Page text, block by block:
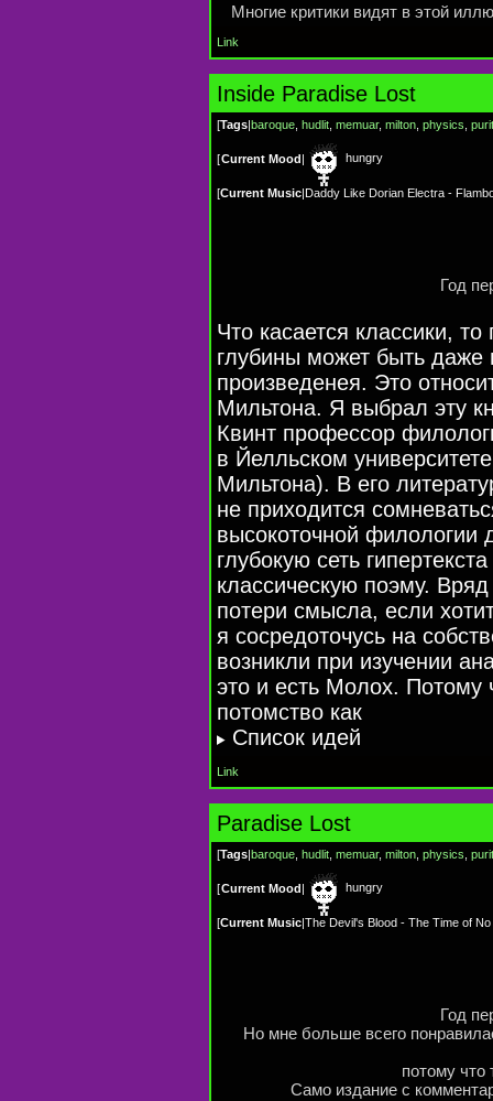
Многие критики видят в этой
Link
Inside Paradise Lost
[Tags|baroque hudlit memuar, milton physics
[Current Mood| hungry
[Current Music|Daddy Like Dorian Electra -
Год
Что касается классики,
глубины может быть даже
произведенея. Это
Мильтона. Я выбрал эту
Квинт профессор
в Йелльском
Мильтона). В его
не приходится
высокоточной филологии
глубокую сеть
классическую поэму.
потери смысла, если
я сосредоточусь на
возникли при изучении
это и есть Молох. Потому
потомство как
Список идей
Link
Paradise Lost
[Tags baroque hudlit memuar, milton physics
[Current Mood hungry
[Current Music The Devil's Blood - The Time of
Год
Но мне больше всего
потому что
Само издание с